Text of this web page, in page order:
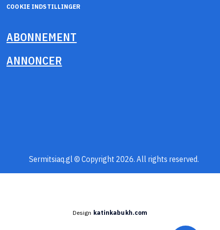
COOKIE INDSTILLINGER
ABONNEMENT
ANNONCER
Sermitsiaq.gl © Copyright 2026. All rights reserved.
Design katinkabukh.com